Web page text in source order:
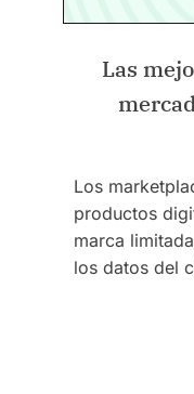
Las
Los
productos
marca
los datos del